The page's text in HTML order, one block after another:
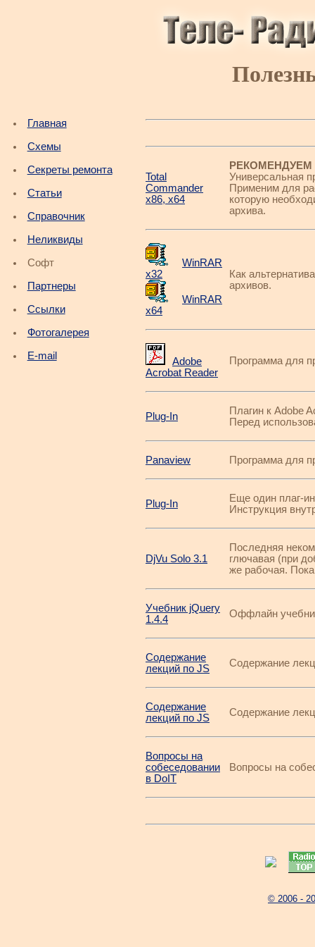
Главная
Схемы
Секреты ремонта
Статьи
Справочник
Неликвиды
Софт
Партнеры
Ссылки
Фотогалерея
E-mail
Total
Commander
x86, x64
Универсальная
Применим для
которую
архива.
WinRAR
x32
WinRAR
x64
Как
архивов.
Adobe
Acrobat Reader
Программа для
Plug-In
Плагин к Adobe
Перед
Panaview Программа для
Plug-In
Еще один плаг-
Инструкция
DjVu Solo 3.1
Последняя
глючавая (при
же рабочая.
Учебник jQuery
1.4.4
Оффлайн
Содержание
лекций по JS
Содержание
Содержание
лекций по JS
Содержание
Вопросы на
собеседовании
в DoIT
Вопросы на
© 2006 -